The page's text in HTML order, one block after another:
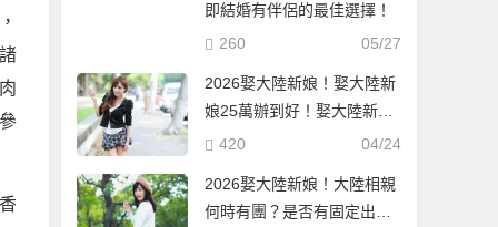
即結婚有伴侶的最佳選擇！
05/27
260
2026娶大陸新娘！娶大陸新
娘25萬辦到好！娶大陸新娘
隨便也要60萬！到底差在哪
04/24
420
2026娶大陸新娘！大陸相親
何時有團？是否有固定出團